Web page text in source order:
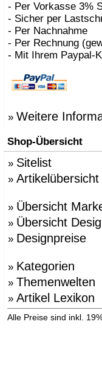
- Per Vorkasse 3%
- Sicher per
- Per Nachnahme
- Per Rechnung
- Mit Ihrem Paypal-
» Weitere
Shop-Übersicht
» Sitelist
» Artikelübersicht
» Übersicht
» Übersicht
» Designpreise
» Kategorien
» Themenwelten
» Artikel Lexikon
Alle Preise sind inkl.